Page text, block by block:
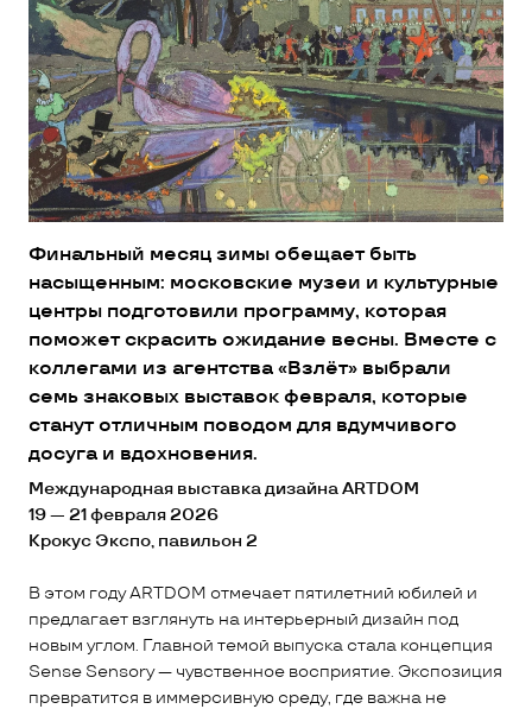
Финальный месяц зимы обещает быть
насыщенным: московские музеи и культурные
центры подготовили программу, которая
поможет скрасить ожидание весны. Вместе с
коллегами из агентства «Взлёт» выбрали
семь знаковых выставок февраля, которые
станут отличным поводом для вдумчивого
досуга и вдохновения.
Международная выставка дизайна ARTDOM
19 — 21 февраля 2026
Крокус Экспо, павильон 2
В этом году ARTDOM отмечает пятилетний юбилей и
предлагает взглянуть на интерьерный дизайн под
новым углом. Главной темой выпуска стала концепция
Sense Sensory — чувственное восприятие. Экспозиция
превратится в иммерсивную среду, где важна не